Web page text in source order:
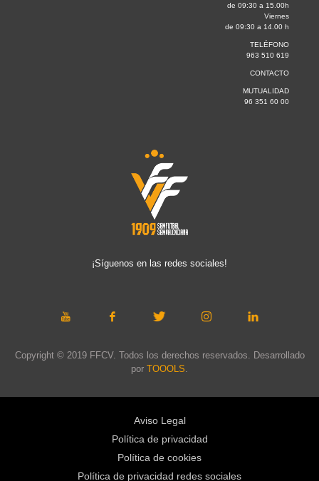
de 09:30 a 15.00h
Viernes
de 09:30 a 14.00 h
TELÉFONO
963 510 619
CONTACTO
MUTUALIDAD
96 351 60 00
¡Síguenos en las redes sociales!
Copyright © 2019 FFCV. Todos los derechos reservados. Desarrollado
por TOOOLS
Aviso Legal
Política de privacidad
Política de cookies
Política de privacidad redes sociales